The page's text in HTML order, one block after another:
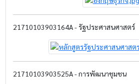
21710103903164A - รัฐประศาสนศาสตร์
21710103903525A - การพัฒนาชุมชน